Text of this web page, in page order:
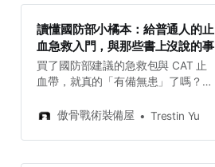
讀懂國防部小橘本：給普通人的止
血急救入門，與那些書上沒說的事
買了國防部建議的急救包與 CAT 止
血帶，就真的「有備無患」了嗎？面
唯有身體的「肌肉記憶」能救命。本
止血帶」，並為你整理全台專業急救
課程地圖，助你從器材到技術全面到
傲骨戰術裝備屋 Trestin Yu